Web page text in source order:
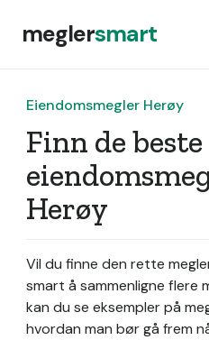
meglersmart
Eiendomsmegler Herøy
Finn de beste
Herøy
Vil du finne den rette
smart å sammenligne flere
kan du se eksempler på
hvordan man bør gå frem